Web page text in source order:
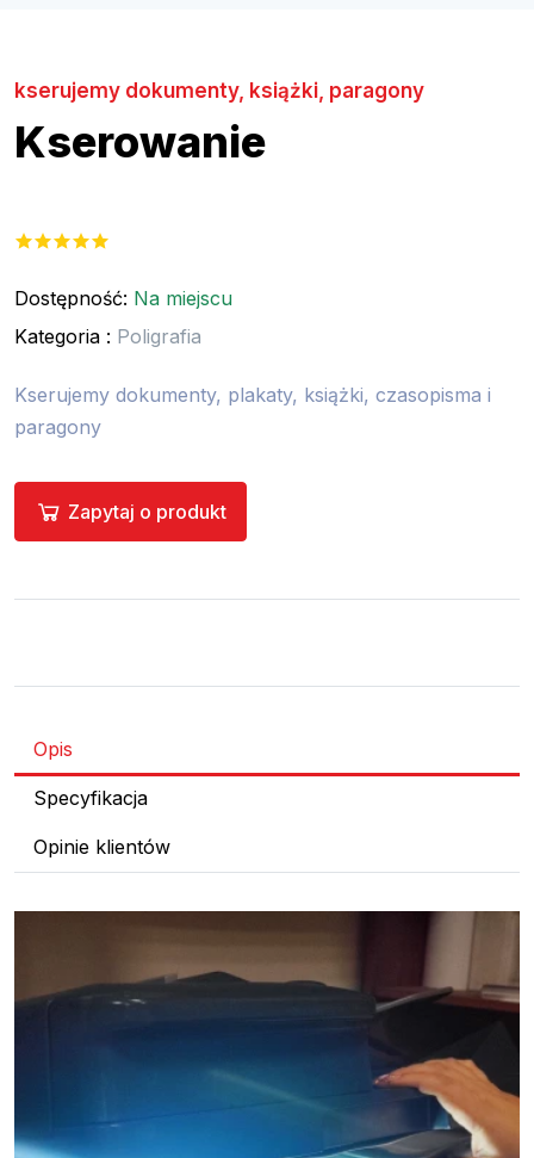
kserujemy dokumenty, książki, paragony
Kserowanie
Dostępność: Na miejscu
Kategoria : Poligrafia
Kserujemy dokumenty, plakaty, książki, czasopisma i
paragony
Zapytaj o produkt
Opis
Specyfikacja
Opinie klientów